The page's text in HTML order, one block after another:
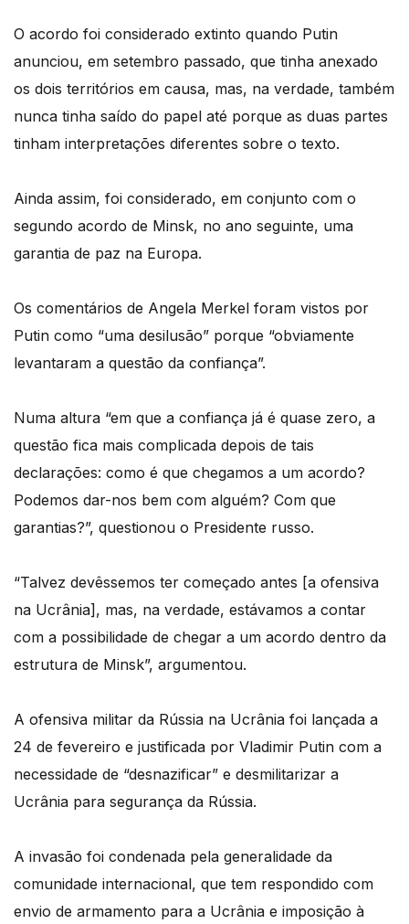
O acordo foi considerado extinto quando Putin
anunciou, em setembro passado, que tinha anexado
os dois territórios em causa, mas, na verdade, também
nunca tinha saído do papel até porque as duas partes
tinham interpretações diferentes sobre o texto.
Ainda assim, foi considerado, em conjunto com o
segundo acordo de Minsk, no ano seguinte, uma
garantia de paz na Europa.
Os comentários de Angela Merkel foram vistos por
Putin como “uma desilusão” porque “obviamente
levantaram a questão da confiança”.
Numa altura “em que a confiança já é quase zero, a
questão fica mais complicada depois de tais
declarações: como é que chegamos a um acordo?
Podemos dar-nos bem com alguém? Com que
garantias?”, questionou o Presidente russo.
“Talvez devêssemos ter começado antes [a ofensiva
na Ucrânia], mas, na verdade, estávamos a contar
com a possibilidade de chegar a um acordo dentro da
estrutura de Minsk”, argumentou.
A ofensiva militar da Rússia na Ucrânia foi lançada a
24 de fevereiro e justificada por Vladimir Putin com a
necessidade de “desnazificar” e desmilitarizar a
Ucrânia para segurança da Rússia.
A invasão foi condenada pela generalidade da
comunidade internacional, que tem respondido com
envio de armamento para a Ucrânia e imposição à